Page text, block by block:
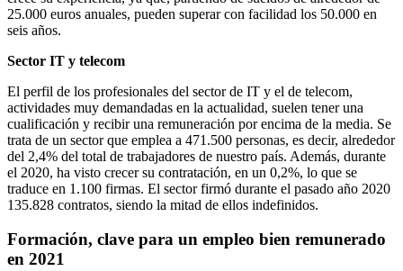
25.000 euros anuales, pueden superar con facilidad los 50.000 en
seis años.
Sector IT y telecom
El perfil de los profesionales del sector de IT y el de telecom,
actividades muy demandadas en la actualidad, suelen tener una
cualificación y recibir una remuneración por encima de la media. Se
trata de un sector que emplea a 471.500 personas, es decir, alrededor
del 2,4% del total de trabajadores de nuestro país. Además, durante
el 2020, ha visto crecer su contratación, en un 0,2%, lo que se
traduce en 1.100 firmas. El sector firmó durante el pasado año 2020
135.828 contratos, siendo la mitad de ellos indefinidos.
Formación, clave para un empleo bien remunerado
en 2021